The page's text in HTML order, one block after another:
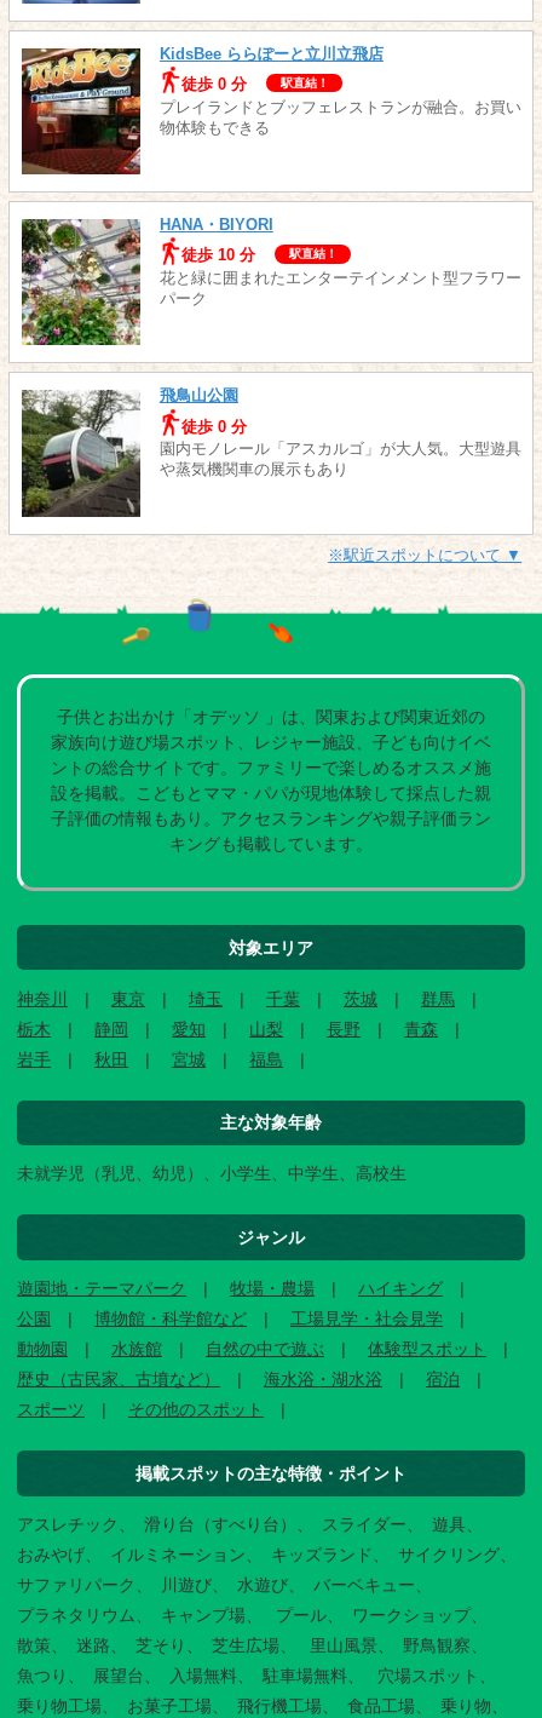
KidsBee ららぽーと立川立飛店
徒歩 0 分
駅直結！
プレイランドとブッフェレストランが融合。お買い
物体験もできる
HANA・BIYORI
徒歩 10 分
駅直結！
花と緑に囲まれたエンターテインメント型フラワー
パーク
飛鳥山公園
徒歩 0 分
園内モノレール「アスカルゴ」が大人気。大型遊具
や蒸気機関車の展示もあり
※駅近スポットについて ▼
子供とお出かけ「オデッソ 」は、関東および関東近郊の
家族向け遊び場スポット、レジャー施設、子ども向けイベ
ントの総合サイトです。ファミリーで楽しめるオススメ施
設を掲載。こどもとママ・パパが現地体験して採点した親
子評価の情報もあり。アクセスランキングや親子評価ラン
キングも掲載しています。
対象エリア
神奈川 東京 埼玉 千葉 茨城
群馬
栃木
静岡 愛知 山梨 長野
青森
岩手
秋田 宮城 福島
主な対象年齢
未就学児（乳児、幼児）、小学生、中学生、高校生
ジャンル
遊園地・テーマパーク 牧場・農場
ハイキング
公園
博物館・科学館など
工場見学・社会見学
動物園
水族館 自然の中で遊ぶ
体験型スポット
歴史（古民家、古墳など）
海水浴・湖水浴
宿泊
スポーツ
その他のスポット
掲載スポットの主な特徴・ポイント
アスレチック 滑り台（すべり台） スライダー
遊具
おみやげ
イルミネーション キッズランド
サイクリング
サファリパーク
川遊び 水遊び
バーベキュー
プラネタリウム
キャンプ場 プール
ワークショップ
散策
迷路 芝そり 芝生広場 里山風景
野鳥観察
魚つり
展望台 入場無料 駐車場無料
穴場スポット
乗り物工場
お菓子工場 飛行機工場 食品工場 乗り物